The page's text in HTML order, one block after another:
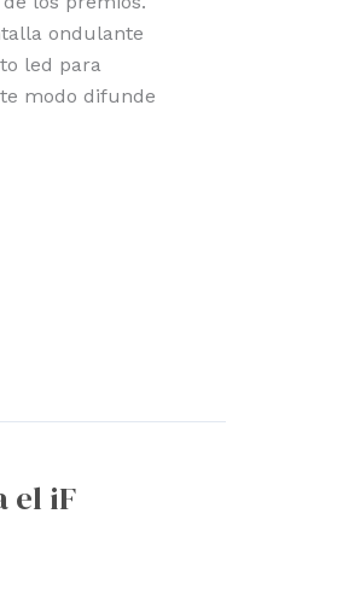
ondulante
led para
modo difunde
el iF